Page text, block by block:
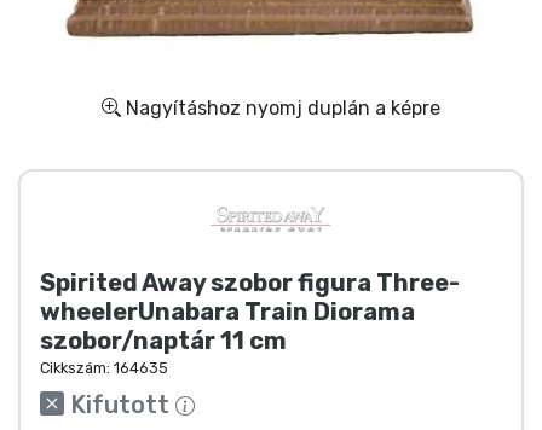
Nagyításhoz nyomj duplán a képre
Spirited Away szobor figura Three-
wheelerUnabara Train Diorama
szobor/naptár 11 cm
Cikkszám: 164635
Kifutott
Mesés cuccok
Sportos cuccok
Zenés cuccok